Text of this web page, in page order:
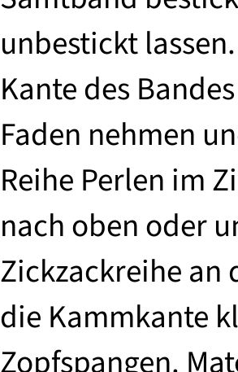
unbestickt
Kante des
Faden nehmen
Reihe Perlen im
nach oben oder
Zickzackreihe an
die Kammkante